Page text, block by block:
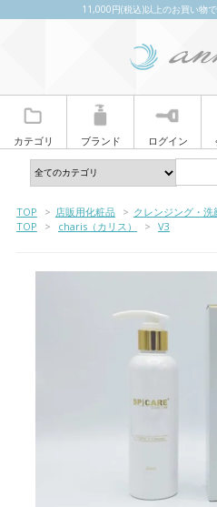
11,000円(税込)以上のお買い物
カテゴリ ブランド ログイン
TOP > 店販用化粧品 > クレンジング・洗
TOP
> charis（カリス） > V3